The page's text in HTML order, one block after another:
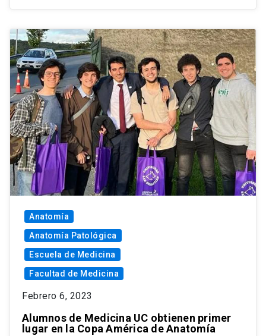
Anatomía
Anatomía Patológica
Escuela de Medicina
Facultad de Medicina
Febrero 6, 2023
Alumnos de Medicina UC obtienen primer
lugar en la Copa América de Anatomía